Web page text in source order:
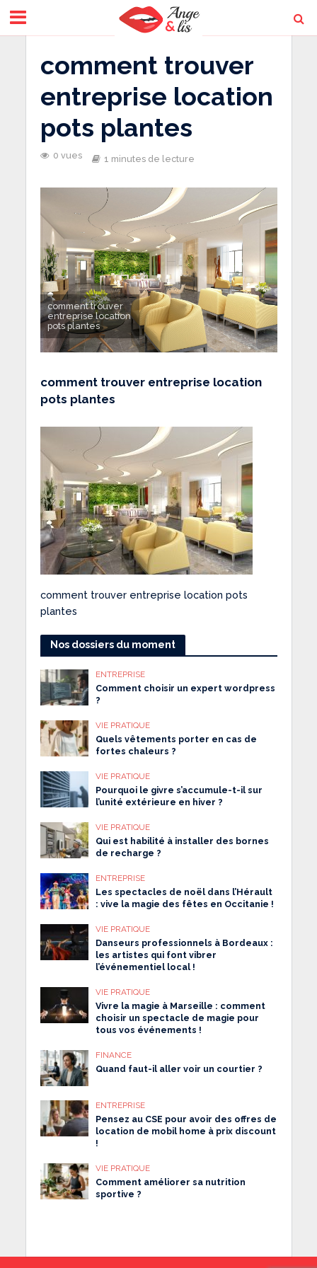
comment trouver
entreprise location
pots plantes
0 vues 1 minutes de lecture
comment trouver
entreprise location
pots plantes
comment trouver entreprise location
pots plantes
comment trouver entreprise location pots
plantes
Nos dossiers du moment
ENTREPRISE
Comment choisir un expert wordpress
?
VIE PRATIQUE
Quels vêtements porter en cas de
fortes chaleurs ?
VIE PRATIQUE
Pourquoi le givre s’accumule-t-il sur
l’unité extérieure en hiver ?
VIE PRATIQUE
Qui est habilité à installer des bornes
de recharge ?
ENTREPRISE
Les spectacles de noël dans l’Hérault
: vive la magie des fêtes en Occitanie !
VIE PRATIQUE
Danseurs professionnels à Bordeaux :
les artistes qui font vibrer
l’événementiel local !
VIE PRATIQUE
Vivre la magie à Marseille : comment
choisir un spectacle de magie pour
tous vos événements !
FINANCE
Quand faut-il aller voir un courtier ?
ENTREPRISE
Pensez au CSE pour avoir des offres de
location de mobil home à prix discount
!
VIE PRATIQUE
Comment améliorer sa nutrition
sportive ?